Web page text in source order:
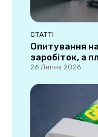
СТАТТІ
Опитування
заробіток, а
26 Липня 2026